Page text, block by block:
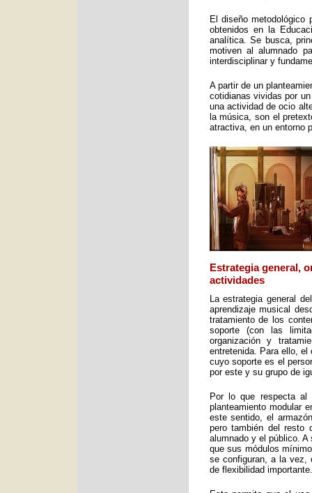
El diseño metodológico
obtenidos en la
analítica. Se busca,
motiven al alumnado
interdisciplinar y
A partir de un
cotidianas vividas por
una actividad de ocio
la música, son el
atractiva, en un entorno
Estrategia general,
actividades
La estrategia general
aprendizaje musical
tratamiento de los
soporte (con las
organización y
entretenida. Para ello,
cuyo soporte es el
por este y su grupo de
Por lo que respecta al
planteamiento modular
este sentido, el
pero también del resto
alumnado y el público.
que sus módulos
se configuran, a la vez,
de flexibilidad importante.